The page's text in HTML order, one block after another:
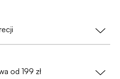
od 199 zł